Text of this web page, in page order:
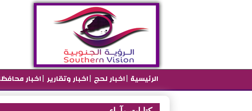
الرئيسية اخبار لحج اخبار وتقارير اخبار